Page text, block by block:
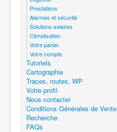
Prestations
Alarmes et sécurité
Solutions solaires
Climatisation
Votre panier
Votre compte
Tutoriels
Cartographie
Traces, routes, WP
Votre profil
Nous contacter
Conditions Générales de Vente
Recherche
FAQs